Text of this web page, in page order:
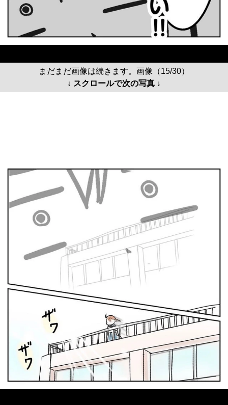
まだまだ画像は続きます。画像（15/30）
↓ スクロールで次の写真 ↓